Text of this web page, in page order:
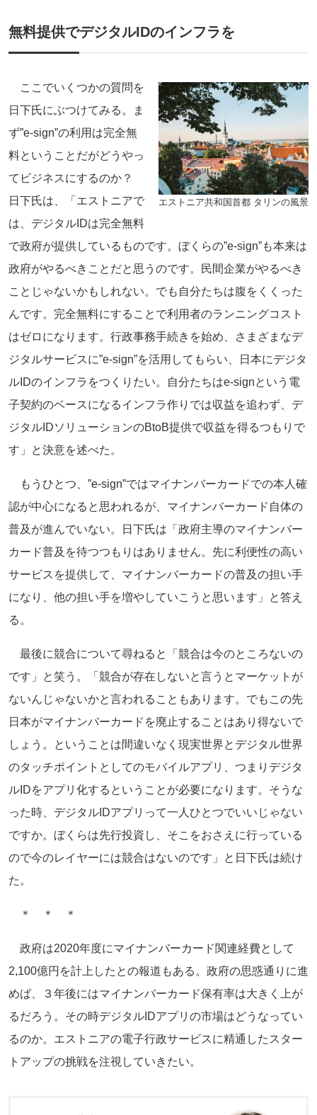
無料提供でデジタルIDのインフラを
エストニア共和国首都 タリンの風景
ここでいくつかの質問を
日下氏にぶつけてみる。ま
ず”e-sign”の利用は完全無
料ということだがどうやっ
てビジネスにするのか？
日下氏は、「エストニアで
は、デジタルIDは完全無料
で政府が提供しているものです。ぼくらの”e-sign”も本来は
政府がやるべきことだと思うのです。民間企業がやるべき
ことじゃないかもしれない。でも自分たちは腹をくくった
んです。完全無料にすることで利用者のランニングコスト
はゼロになります。行政事務手続きを始め、さまざまなデ
ジタルサービスに”e-sign”を活用してもらい、日本にデジタ
ルIDのインフラをつくりたい。自分たちはe-signという電
子契約のベースになるインフラ作りでは収益を追わず、デ
ジタルIDソリューションのBtoB提供で収益を得るつもりで
す」と決意を述べた。
もうひとつ、”e-sign”ではマイナンバーカードでの本人確
認が中心になると思われるが、マイナンバーカード自体の
普及が進んでいない。日下氏は「政府主導のマイナンバー
カード普及を待つつもりはありません。先に利便性の高い
サービスを提供して、マイナンバーカードの普及の担い手
になり、他の担い手を増やしていこうと思います」と答え
る。
最後に競合について尋ねると「競合は今のところないの
です」と笑う。「競合が存在しないと言うとマーケットが
ないんじゃないかと言われることもあります。でもこの先
日本がマイナンバーカードを廃止することはあり得ないで
しょう。ということは間違いなく現実世界とデジタル世界
のタッチポイントとしてのモバイルアプリ、つまりデジタ
ルIDをアプリ化するということが必要になります。そうな
った時、デジタルIDアプリって一人ひとつでいいじゃない
ですか。ぼくらは先行投資し、そこをおさえに行っている
ので今のレイヤーには競合はないのです」と日下氏は続け
た。
＊ ＊ ＊
政府は2020年度にマイナンバーカード関連経費として
2,100億円を計上したとの報道もある。政府の思惑通りに進
めば、３年後にはマイナンバーカード保有率は大きく上が
るだろう。その時デジタルIDアプリの市場はどうなってい
るのか。エストニアの電子行政サービスに精通したスター
トアップの挑戦を注視していきたい。